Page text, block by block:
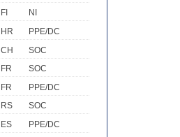
FI
NI
HR
PPE/DC
CH
SOC
FR
SOC
FR
PPE/DC
RS
SOC
ES
PPE/DC